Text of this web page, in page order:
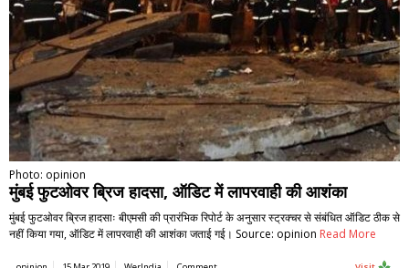
Photo: opinion
मुंबई फुटओवर ब्रिज हादसा, ऑडिट में लापरवाही की आशंका
मुंबई फुटओवर ब्रिज हादसाः बीएमसी की प्रारंभिक रिपोर्ट के अनुसार स्ट्रक्चर से संबंधित ऑडिट ठीक से
नहीं किया गया, ऑडिट में लापरवाही की आशंका जताई गई। Source: opinion Read More